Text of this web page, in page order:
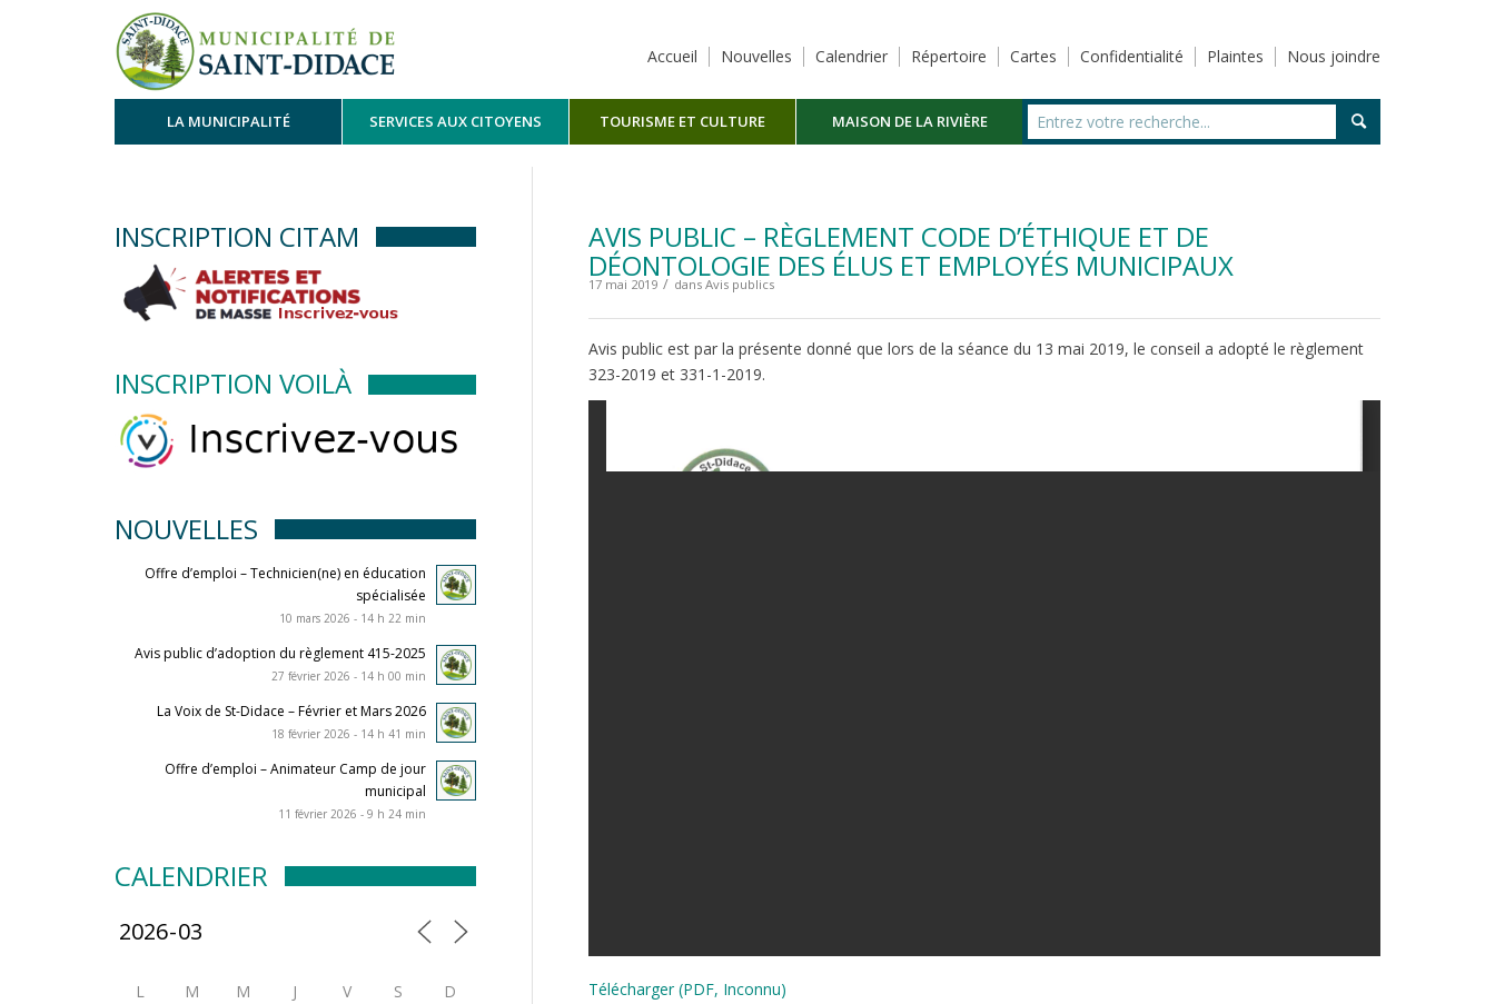
Accueil Nouvelles Calendrier Répertoire Cartes Confidentialité Plaintes Nous joindre
LA MUNICIPALITÉ SERVICES AUX CITOYENS TOURISME ET CULTURE MAISON DE LA RIVIÈRE
AVIS PUBLIC – RÈGLEMENT CODE D’ÉTHIQUE ET DE
DÉONTOLOGIE DES ÉLUS ET EMPLOYÉS MUNICIPAUX
17 mai 2019 / dans Avis publics
Avis public est par la présente donné que lors de la séance du 13 mai 2019, le conseil a adopté le règlement
323-2019 et 331-1-2019.
Télécharger (PDF, Inconnu)
INSCRIPTION CITAM
INSCRIPTION VOILÀ
NOUVELLES
Offre d’emploi – Technicien(ne) en éducation
spécialisée
10 mars 2026 - 14 h 22 min
Avis public d’adoption du règlement 415-2025
27 février 2026 - 14 h 00 min
La Voix de St-Didace – Février et Mars 2026
18 février 2026 - 14 h 41 min
Offre d’emploi – Animateur Camp de jour
municipal
11 février 2026 - 9 h 24 min
CALENDRIER
L M M J V S D